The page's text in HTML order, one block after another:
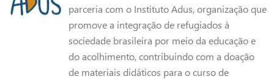
parceria com o Instituto Adus, organização que
promove a integração de refugiados à
sociedade brasileira por meio da educação e
do acolhimento, contribuindo com a doação
de materiais didáticos para o curso de